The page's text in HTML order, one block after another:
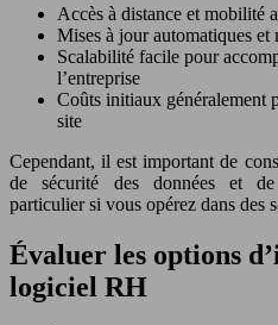
Accès à distance et mobilité
Mises à jour automatiques
Scalabilité facile pour
l’entreprise
Coûts initiaux généralement
site
Cependant, il est important de
de sécurité des données et
particulier si vous opérez dans des
Évaluer les options
logiciel RH